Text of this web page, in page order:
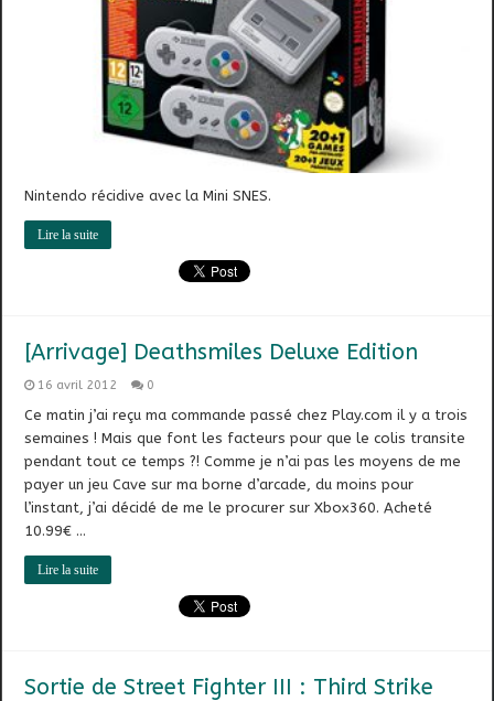
Nintendo récidive avec la Mini SNES.
Lire la suite
[Arrivage] Deathsmiles Deluxe Edition
16 avril 2012 0
Ce matin j’ai reçu ma commande passé chez Play.com il y a trois
semaines ! Mais que font les facteurs pour que le colis transite
pendant tout ce temps ?! Comme je n’ai pas les moyens de me
payer un jeu Cave sur ma borne d’arcade, du moins pour
l’instant, j’ai décidé de me le procurer sur Xbox360. Acheté
10.99€ …
Lire la suite
Sortie de Street Fighter III : Third Strike